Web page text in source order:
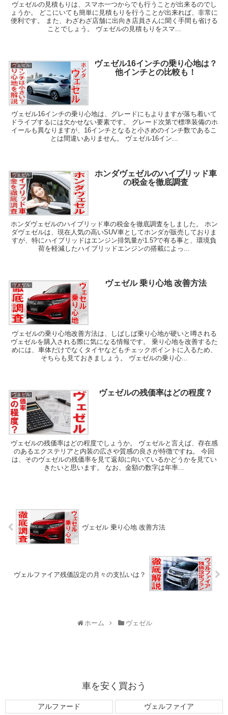
ヴェゼルの見積もりは、スマホ一つからでも行うことが出来るのでし
ょうか。 どこにいても簡単に見積もりを行うことが出来れば、非常に
便利です。 また、わざわざ店舗に出向き店員さんに聞く手間も省ける
ことでしょう。 ヴェゼルの見積もりをスマ...
ヴェゼル
ヴェゼル16インチの乗り心地は？
他インチとの比較も！
ヴェゼル16インチの乗り心地は、グレードにもよりますが落ち着いて
ドライブするには欠かせない要素です。 グレード次第で標準装備のホ
イールも異なりますが、16インチとなると小さめのインチ数であるこ
とは間違いありません。 ヴェゼル16イン...
ヴェゼル
ホンダヴェゼルのハイブリッド車
の税金を徹底調査
ホンダヴェゼルのハイブリッド車の税金を徹底調査をしました。 ホン
ダヴェゼルは、現在人気の高いSUV車としてホンダが販売しておりま
すが、特にハイブリッドはエンジン排気量が1.5?で有る事と、環境負
荷を軽減したハイブリッドエンジンの搭載によっ...
ヴェゼル ヴェゼル 乗り心地 改善方法
ヴェゼルの乗り心地改善方法は、しばしば乗り心地が硬いと噂される
ヴェゼルを購入される際に気になる情報です。 乗り心地を改善するた
めには、車体だけでなくタイヤなどもチェックポイントに入るため、
そちらも見ておきましょう。 ヴェゼルの乗り心...
ヴェゼル ヴェゼルの残価率はどの程度？
ヴェゼルの残価率はどの程度でしょうか。 ヴェゼルと言えば、存在感
のあるエクステリアと内装の広さや質感の良さが特徴ですね。 今回
は、そのヴェゼルの残価率を見て返却に向いているかどうかを見てい
きたいと思います。 なお、金額の数字は年率...
ヴェゼル 乗り心地 改善方法
ヴェルファイア残価設定の月々の支払いは？
ホーム ヴェゼル
車を安く買おう
アルファード ヴェルファイア